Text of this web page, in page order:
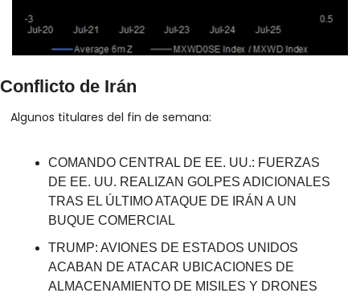
Conflicto de Irán
Algunos titulares del fin de semana:
COMANDO CENTRAL DE EE. UU.: FUERZAS
DE EE. UU. REALIZAN GOLPES ADICIONALES
TRAS EL ÚLTIMO ATAQUE DE IRÁN A UN
BUQUE COMERCIAL
TRUMP: AVIONES DE ESTADOS UNIDOS
ACABAN DE ATACAR UBICACIONES DE
ALMACENAMIENTO DE MISILES Y DRONES